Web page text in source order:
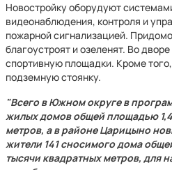
Новостройку оборудуют
видеонаблюдения, контроля и
пожарной сигнализацией.
благоустроят и озеленят. Во
спортивную площадки. Кроме
подземную стоянку.
"Всего в Южном округе в
жилых домов общей площадью
метров, а в районе Царицыно
жители 141 сносимого дома
тысячи квадратных метров, для